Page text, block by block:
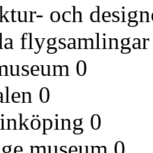
och
flygsamlingar
0
0
0